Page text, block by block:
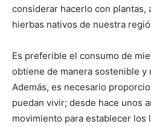
considerar hacerlo con plantas,
hierbas nativos de nuestra
Es preferible el consumo de
obtiene de manera sostenible y
Además, es necesario
puedan vivir; desde hace unos
movimiento para establecer los